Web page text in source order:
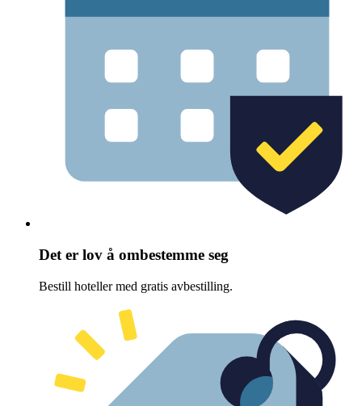
Det er lov å ombestemme seg
Bestill hoteller med gratis avbestilling.